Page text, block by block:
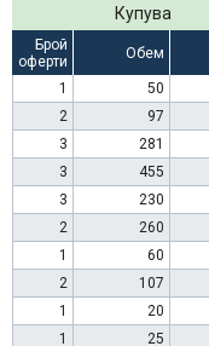
Купува
Брой
оферти
Обем
1
50
2
97
3
281
3
455
3
230
2
260
1
60
2
107
1
20
1
25